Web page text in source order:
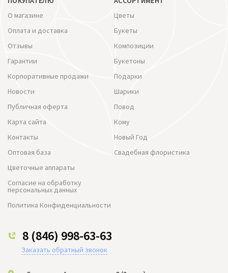
О магазине
Оплата и доставка
Отзывы
Гарантии
Корпоративные продажи
Новости
Публичная оферта
Карта сайта
Контакты
Оптовая база
Цветочные аппараты
Согласие на обработку
персональных данных
Политика Конфиденциальности
Цветы
Букеты
Композиции
Букетоны
Подарки
Шарики
Повод
Кому
Новый Год
Свадебная флористика
8 (846) 998-63-63
Заказать обратный звонок